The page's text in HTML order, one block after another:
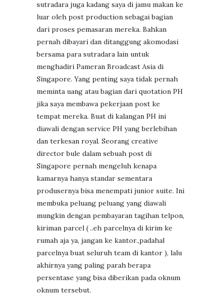
sutradara juga kadang saya di jamu makan ke
luar oleh post production sebagai bagian
dari proses pemasaran mereka. Bahkan
pernah dibayari dan ditanggung akomodasi
bersama para sutradara lain untuk
menghadiri Pameran Broadcast Asia di
Singapore. Yang penting saya tidak pernah
meminta uang atau bagian dari quotation PH
jika saya membawa pekerjaan post ke
tempat mereka. Buat di kalangan PH ini
diawali dengan service PH yang berlebihan
dan terkesan royal. Seorang creative
director bule dalam sebuah post di
Singapore pernah mengeluh kenapa
kamarnya hanya standar sementara
produsernya bisa menempati junior suite. Ini
membuka peluang peluang yang diawali
mungkin dengan pembayaran tagihan telpon,
kiriman parcel ( ..eh parcelnya di kirim ke
rumah aja ya, jangan ke kantor.,padahal
parcelnya buat seluruh team di kantor ), lalu
akhirnya yang paling parah berapa
persentase yang bisa diberikan pada oknum
oknum tersebut.